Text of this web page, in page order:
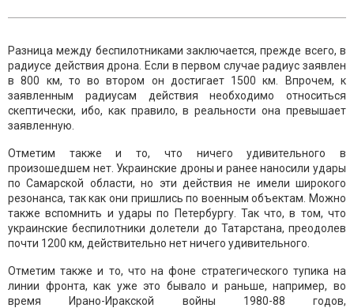
Разница между беспилотниками заключается, прежде всего, в
радиусе действия дрона. Если в первом случае радиус заявлен
в 800 км, то во втором он достигает 1500 км. Впрочем, к
заявленным радиусам действия необходимо относиться
скептически, ибо, как правило, в реальности она превышает
заявленную.
Отметим также и то, что ничего удивительного в
произошедшем нет. Украинские дроны и ранее наносили удары
по Самарской области, но эти действия не имели широкого
резонанса, так как они пришлись по военным объектам. Можно
также вспомнить и удары по Петербургу. Так что, в том, что
украинские беспилотники долетели до Татарстана, преодолев
почти 1200 км, действительно нет ничего удивительного.
Отметим также и то, что на фоне стратегического тупика на
линии фронта, как уже это бывало и раньше, например, во
время Ирано-Иракской войны 1980-88 годов,